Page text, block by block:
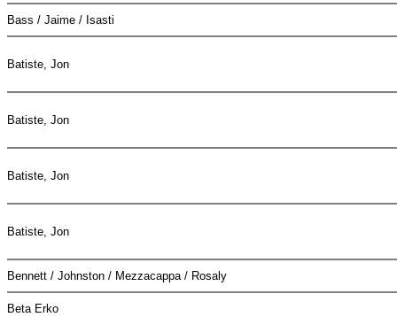
Bass / Jaime / Isasti
Batiste, Jon
Batiste, Jon
Batiste, Jon
Batiste, Jon
Bennett / Johnston / Mezzacappa / Rosaly
Beta Erko